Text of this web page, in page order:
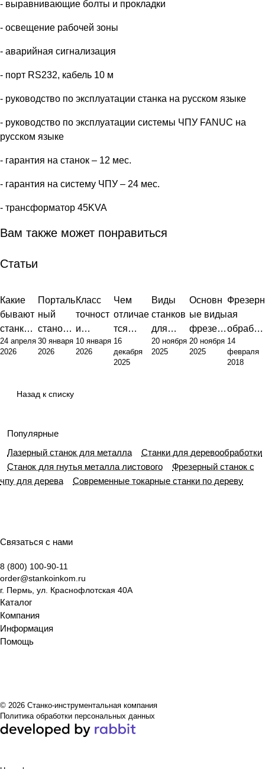
- выравнивающие болты и прокладки
- освещение рабочей зоны
- аварийная сигнализация
- порт RS232, кабель 10 м
- руководство по эксплуатации станка на русском языке
- руководство по эксплуатации системы ЧПУ FANUC на
русском языке
- гарантия на станок – 12 мес.
- гарантия на систему ЧПУ – 24 мес.
- трансформатор 45KVA
Вам также может понравиться
Статьи
Советы
Какие
бывают
станки:
полный
обзор
назначе
24 апреля
2026
Советы
Порталь
ный
станок:
что это
и
основа
дства
30 января
2026
Советы
Класс
точност
и
фрезер
ного
эксплуа
тации
10 января
2026
Советы
Чем
отличае
тся
токарны
й станок
и
ключев
ые
16
декабря
2025
Советы
Виды
станков
для
металло
обработ
20 ноября
2025
Советы
Основн
ые виды
фрезер
ных
станков:
20 ноября
2025
Фрезерн
ая
обработ
ка
металло
нальны
е
возмож
14
февраля
2018
Назад к списку
Популярные
Лазерный станок для металла
Станки для деревообработки
Станок для гнутья металла листового
Фрезерный станок с
чпу для дерева
Современные токарные станки по дереву
Связаться с нами
8 (800) 100-90-11
order@stankoinkom.ru
г. Пермь, ул. Краснофлотская 40А
Каталог
Компания
Информация
Помощь
© 2026 Станко-инструментальная компания
Политика обработки персональных данных